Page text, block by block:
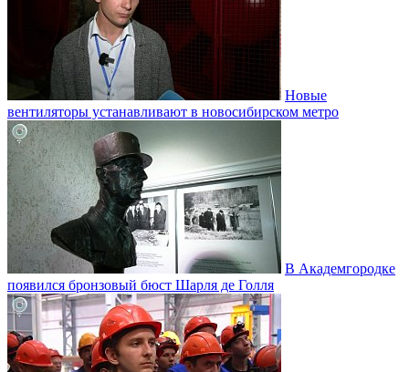
Новые
вентиляторы устанавливают в новосибирском метро
В Академгородке
появился бронзовый бюст Шарля де Голля